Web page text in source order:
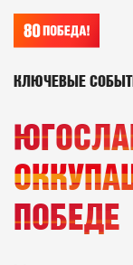
КЛЮЧЕВЫЕ
ПОБЕДЕ